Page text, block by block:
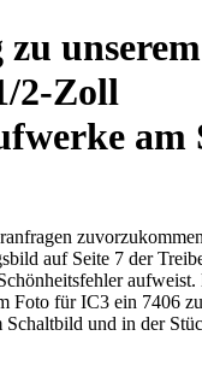
2-Zoll
am
auf Seite 7 der
aufweist.
Foto für IC3 ein 7406
und in der